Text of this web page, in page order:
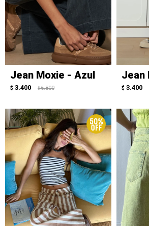
Jean Moxie - Azul
$ 3.400 $ 6.800
Jean
$ 3.400